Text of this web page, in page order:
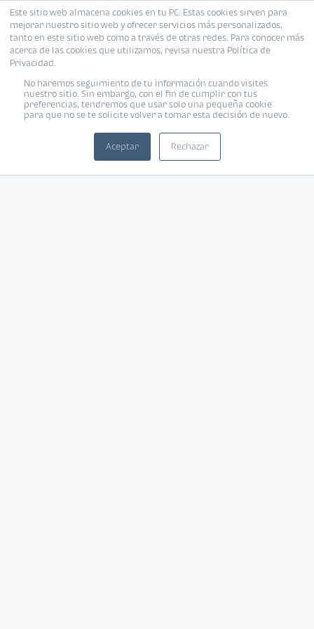
Este sitio web almacena cookies en tu PC. Estas cookies sirven para
mejorar nuestro sitio web y ofrecer servicios más personalizados,
tanto en este sitio web como a través de otras redes. Para conocer más
acerca de las cookies que utilizamos, revisa nuestra Política de
Privacidad.
No haremos seguimiento de tu información cuando visites
nuestro sitio. Sin embargo, con el fin de cumplir con tus
preferencias, tendremos que usar solo una pequeña cookie
para que no se te solicite volver a tomar esta decisión de nuevo.
Aceptar Rechazar